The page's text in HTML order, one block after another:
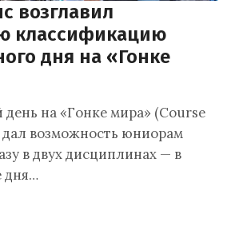
возглавил
классификацию
дня на «Гонке
на «Гонке мира» (Course
дал возможность юниорам
в двух дисциплинах — в
дня…